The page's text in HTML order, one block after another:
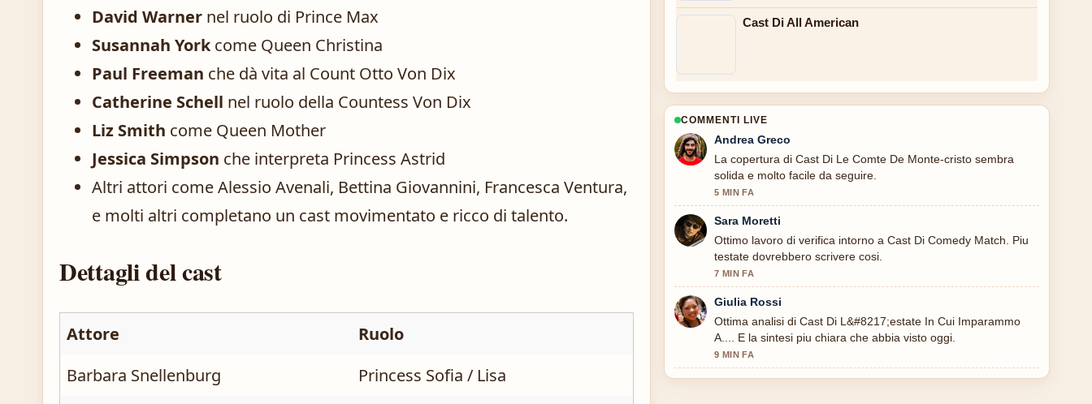
David Warner nel ruolo di Prince Max
Susannah Yorkcome Queen Christina
Paul Freeman che dà vita al Count Otto Von Dix
Catherine Schell nel ruolo della Countess Von Dix
Liz Smith come Queen Mother
Jessica Simpson che interpreta Princess Astrid
Altri attori come Alessio Avenali, Bettina Giovannini, Francesca Ventura,
e molti altri completano un cast movimentato e ricco di talento.
Dettagli del cast
Attore
Ruolo
Barbara Snellenburg
Princess Sofia / Lisa
Cast Di All American
COMMENTI LIVE
Andrea Greco
La copertura di Cast Di Le Comte De Monte-cristo sembra
solida e molto facile da seguire.
5 MIN FA
Sara Moretti
Ottimo lavoro di verifica intorno a Cast Di Comedy Match. Piu
testate dovrebbero scrivere cosi.
7 MIN FA
Giulia Rossi
Ottima analisi di Cast Di L&#8217;estate In Cui Imparammo
A.... E la sintesi piu chiara che abbia visto oggi.
9 MIN FA